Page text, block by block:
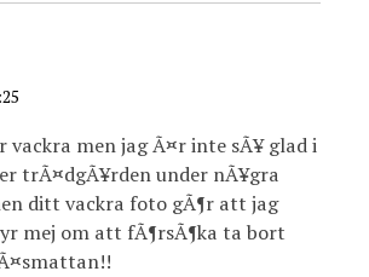
vackra men jag Ã¤r inte sÃ¥ glad i
trÃ¤dgÃ¥rden under nÃ¥gra
ditt vackra foto gÃ¶r att jag
mej om att fÃ¶rsÃ¶ka ta bort